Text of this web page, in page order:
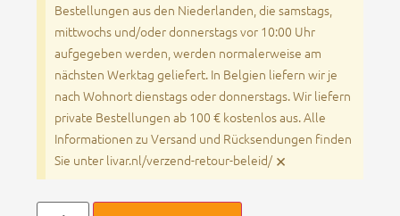
Bestellungen aus den Niederlanden, die samstags,
mittwochs und/oder donnerstags vor 10:00 Uhr
aufgegeben werden, werden normalerweise am
nächsten Werktag geliefert. In Belgien liefern wir je
nach Wohnort dienstags oder donnerstags. Wir liefern
private Bestellungen ab 100 € kostenlos aus. Alle
Informationen zu Versand und Rücksendungen finden
Sie unter livar.nl/verzend-retour-beleid/ ×